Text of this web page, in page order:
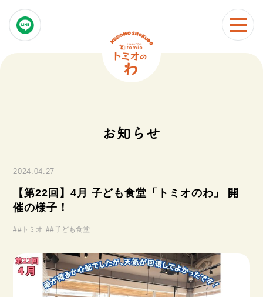
お知らせ
2024.04.27
【第22回】4月 子ども食堂「トミオのわ」 開
催の様子！
##トミオ ##子ども食堂